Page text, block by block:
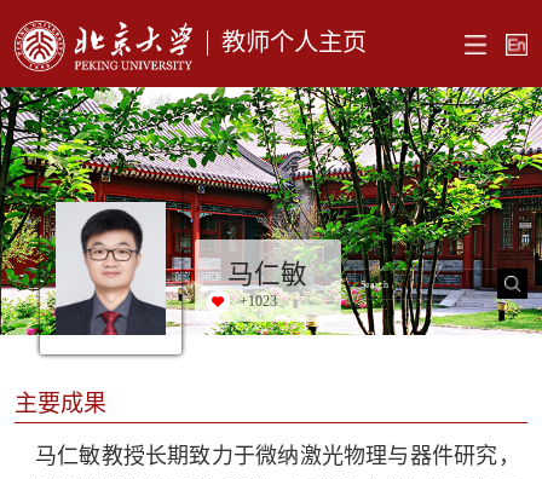
教师个人主页
马仁敏
+1023
主要成果
马仁敏教授长期致力于微纳激光物理与器件研究，